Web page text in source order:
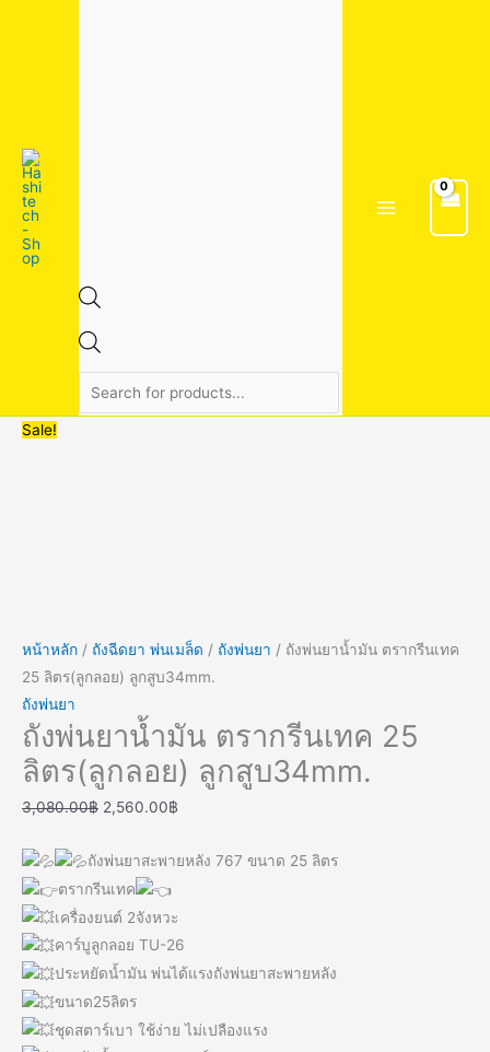
Sale!
หน้าหลัก / ถังฉีดยา พ่นเมล็ด / ถังพ่นยา / ถังพ่นยาน้ำมัน ตรากรีนเทค
25 ลิตร(ลูกลอย) ลูกสูบ34mm.
ถังพ่นยา
ถังพ่นยาน้ำมัน ตรากรีนเทค 25
ลิตร(ลูกลอย) ลูกสูบ34mm.
3,080.00฿ 2,560.00฿
ถังพ่นยาสะพายหลัง 767 ขนาด 25 ลิตร
ตรากรีนเทค
เครื่องยนต์ 2จังหวะ
คาร์บูลูกลอย TU-26
ประหยัดน้ำมัน พ่นได้แรงถังพ่นยาสะพายหลัง
ขนาด25ลิตร
ชุดสตาร์เบา ใช้ง่าย ไม่เปลืองแรง
ตรา
กรี
นเทค
25
ลิตร(ลูกลอย)
ลูกสูบ34mm.